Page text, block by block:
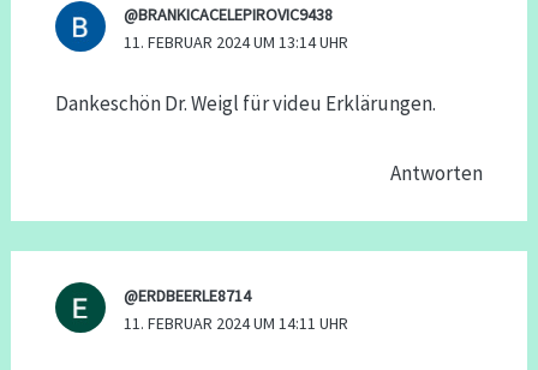
@BRANKICACELEPIROVIC9438
11. FEBRUAR 2024 UM 13:14 UHR
Dankeschön Dr. Weigl für videu Erklärungen.
Antworten
@ERDBEERLE8714
11. FEBRUAR 2024 UM 14:11 UHR